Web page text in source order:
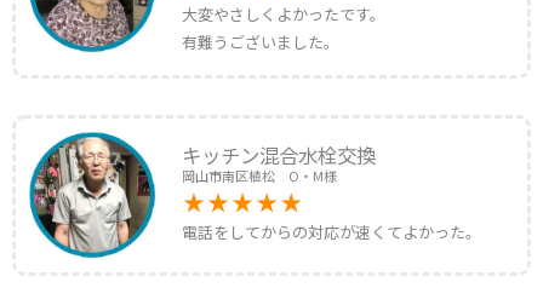
大変やさしくよかったです。
有難うございました。
キッチン混合水栓交換
岡山市南区植松 O・M様
電話をしてからの対応が速くてよかった。